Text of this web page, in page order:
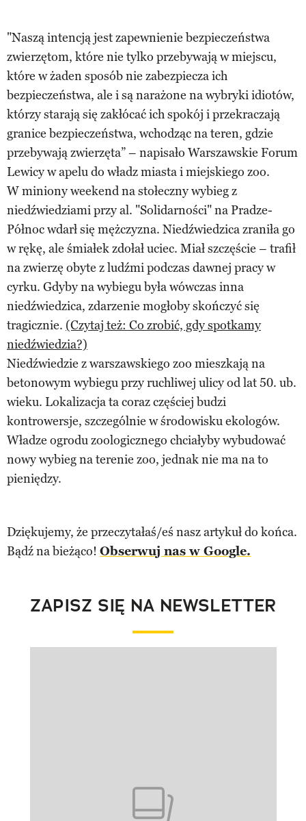
"Naszą intencją jest zapewnienie bezpieczeństwa
zwierzętom, które nie tylko przebywają w miejscu,
które w żaden sposób nie zabezpiecza ich
bezpieczeństwa, ale i są narażone na wybryki idiotów,
którzy starają się zakłócać ich spokój i przekraczają
granice bezpieczeństwa, wchodząc na teren, gdzie
przebywają zwierzęta” – napisało Warszawskie Forum
Lewicy w apelu do władz miasta i miejskiego zoo.
W miniony weekend na stołeczny wybieg z
niedźwiedziami przy al. "Solidarności" na Pradze-
Północ wdarł się mężczyzna. Niedźwiedzica zraniła go
w rękę, ale śmiałek zdołał uciec. Miał szczęście – trafił
na zwierzę obyte z ludźmi podczas dawnej pracy w
cyrku. Gdyby na wybiegu była wówczas inna
niedźwiedzica, zdarzenie mogłoby skończyć się
tragicznie. (Czytaj też: Co zrobić, gdy spotkamy
niedźwiedzia?)
Niedźwiedzie z warszawskiego zoo mieszkają na
betonowym wybiegu przy ruchliwej ulicy od lat 50. ub.
wieku. Lokalizacja ta coraz częściej budzi
kontrowersje, szczególnie w środowisku ekologów.
Władze ogrodu zoologicznego chciałyby wybudować
nowy wybieg na terenie zoo, jednak nie ma na to
pieniędzy.
Dziękujemy, że przeczytałaś/eś nasz artykuł do końca.
Bądź na bieżąco! Obserwuj nas w Google.
ZAPISZ SIĘ NA NEWSLETTER